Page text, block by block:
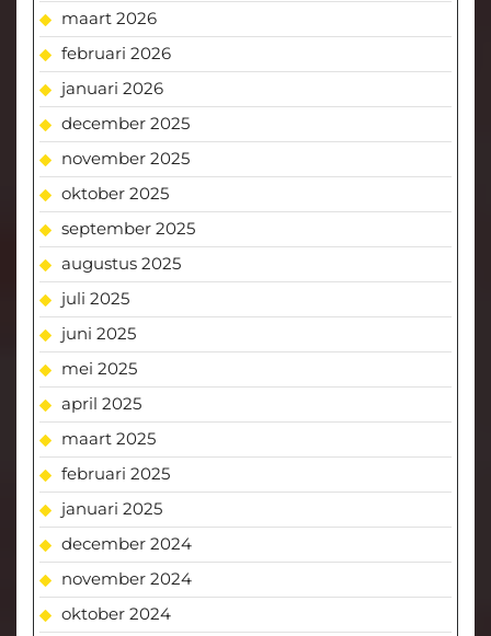
maart 2026
februari 2026
januari 2026
december 2025
november 2025
oktober 2025
september 2025
augustus 2025
juli 2025
juni 2025
mei 2025
april 2025
maart 2025
februari 2025
januari 2025
december 2024
november 2024
oktober 2024